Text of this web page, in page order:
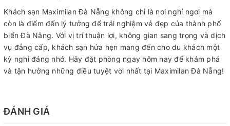
Khách sạn Maximilan Đà Nẵng không chỉ là nơi nghỉ ngơi mà
còn là điểm đến lý tưởng để trải nghiệm vẻ đẹp của thành phố
biển Đà Nẵng. Với vị trí thuận lợi, không gian sang trọng và dịch
vụ đẳng cấp, khách sạn hứa hẹn mang đến cho du khách một
kỳ nghỉ đáng nhớ. Hãy đặt phòng ngay hôm nay để khám phá
và tận hưởng những điều tuyệt vời nhất tại Maximilan Đà Nẵng!
ĐÁNH GIÁ